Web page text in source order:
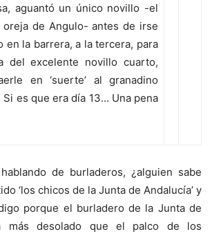
aguantó un único novillo -el
de Angulo- antes de irse
en la barrera, a la tercera, para
del excelente novillo cuarto,
en ‘suerte’ al granadino
es que era día 13… Una pena
de burladeros, ¿alguien sabe
‘los chicos de la Junta de Andalucía’ y
porque el burladero de la Junta de
más desolado que el palco de los